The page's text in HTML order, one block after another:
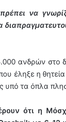
να
ανδρών στο
έληξε η
υπό τα όπλα
ότι η